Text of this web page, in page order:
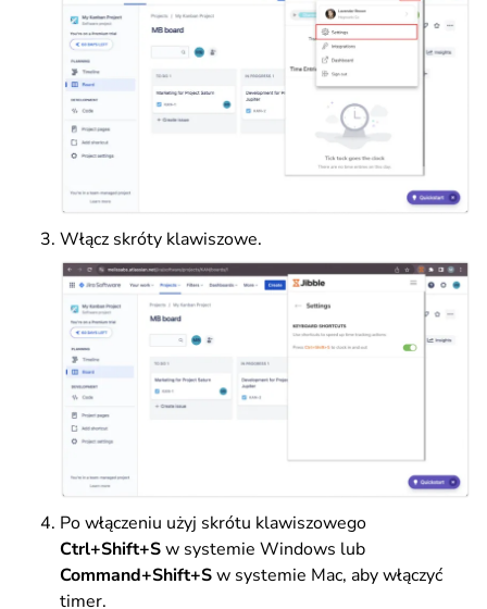
Włącz skróty klawiszowe.
Po włączeniu użyj skrótu klawiszowego
Ctrl+Shift+Sw systemie Windows lub
Command+Shift+Sw systemie Mac, aby włączyć
timer.